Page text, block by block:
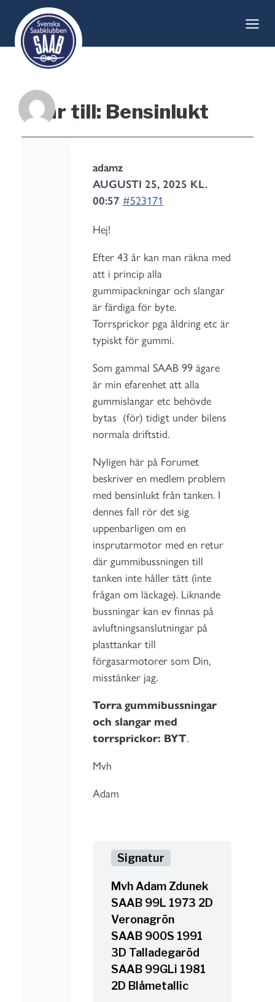
content
Svar till: Bensinlukt
adamz
AUGUSTI 25, 2025 KL.
00:57 #523171
Hej!
Efter 43 år kan man räkna med
att i princip alla
gummipackningar och slangar
är färdiga för byte.
Torrsprickor pga åldring etc är
typiskt för gummi.
Som gammal SAAB 99 ägare
är min efarenhet att alla
gummislangar etc behövde
bytas (för) tidigt under bilens
normala driftstid.
Nyligen här på Forumet
beskriver en medlem problem
med bensinlukt från tanken. I
dennes fall rör det sig
uppenbarligen om en
insprutarmotor med en retur
där gummibussningen till
tanken inte håller tätt (inte
frågan om läckage). Liknande
bussningar kan ev finnas på
avluftningsanslutningar på
plasttankar till
förgasarmotorer som Din,
misstänker jag.
Torra gummibussningar
och slangar med
torrsprickor: BYT.
Mvh
Adam
Mvh Adam Zdunek
SAAB 99L 1973 2D
Veronagrön
SAAB 900S 1991
3D Talladegaröd
SAAB 99GLi 1981
2D Blåmetallic